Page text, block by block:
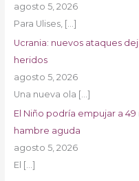
agosto 5, 2026
Para Ulises, […]
Ucrania: nuevos ataques
heridos
agosto 5, 2026
Una nueva ola […]
El Niño podría empujar a
hambre aguda
agosto 5, 2026
El […]